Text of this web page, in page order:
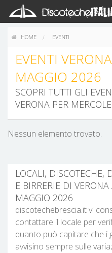
HOME EVENTI
EVENTI
MAGGIO 2026
SCOPRI TUTTI GLI
VERONA PER
Nessun elemento trovato.
LOCALI, DISCOTECHE,
E BIRRERIE DI
MAGGIO 2026
discotechebrescia.it vi
contattare il locale per
quanto può capitare che i
avvisino sempre sulle